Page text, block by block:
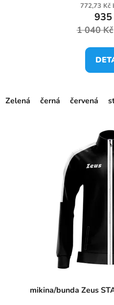
772,73 Kč
935
1 040 Kč
Zelená černá červená
mikina/bunda Zeus